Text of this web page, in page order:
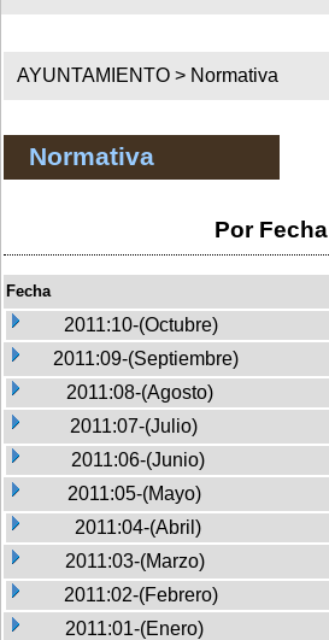
AYUNTAMIENTO > Normativa
Normativa
Por Fecha
Fecha
2011:10-(Octubre)
2011:09-(Septiembre)
2011:08-(Agosto)
2011:07-(Julio)
2011:06-(Junio)
2011:05-(Mayo)
2011:04-(Abril)
2011:03-(Marzo)
2011:02-(Febrero)
2011:01-(Enero)